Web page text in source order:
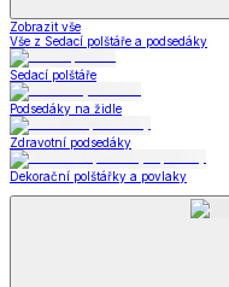
Zobrazit vše
Vše z Sedací polštáře a podsedáky
Sedací polštáře
Podsedáky na židle
Zdravotní podsedáky
Dekorační polštářky a povlaky